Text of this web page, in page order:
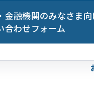
金融機関のみなさま向
合わせフォーム